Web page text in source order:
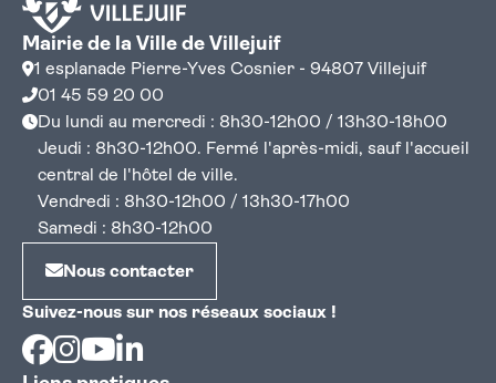
Mairie de la Ville de Villejuif
1 esplanade Pierre-Yves Cosnier - 94807 Villejuif
01 45 59 20 00
Du lundi au mercredi : 8h30-12h00 / 13h30-18h00
Jeudi : 8h30-12h00. Fermé l'après-midi, sauf l'accueil
central de l'hôtel de ville.
Vendredi : 8h30-12h00 / 13h30-17h00
Samedi : 8h30-12h00
Nous contacter
Suivez-nous sur nos réseaux sociaux !
Facebook
Instagram
Youtube